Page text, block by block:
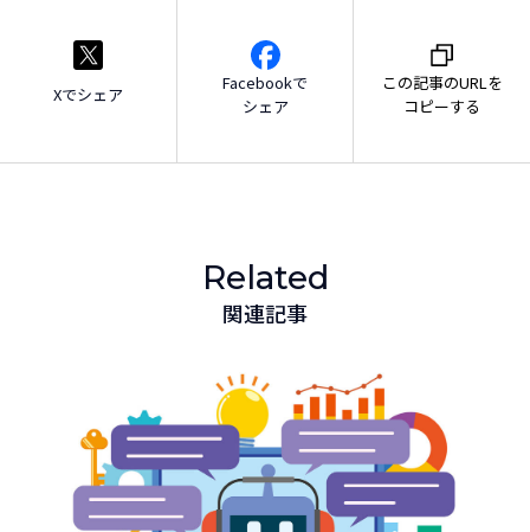
Xでシェア
Facebookで
シェア
この記事のURLを
コピーする
Related
関連記事